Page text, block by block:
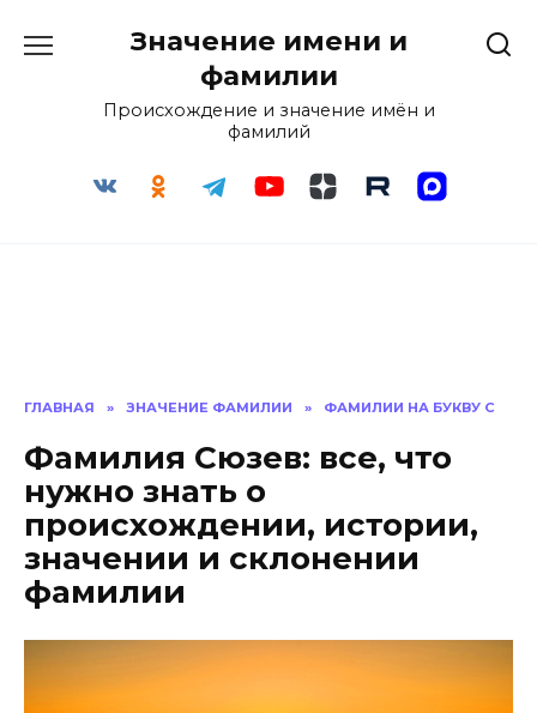
Значение имени и
фамилии
Происхождение и значение имён и
фамилий
ГЛАВНАЯ » ЗНАЧЕНИЕ ФАМИЛИИ » ФАМИЛИИ НА БУКВУ С
Фамилия Сюзев: все, что
нужно знать о
происхождении, истории,
значении и склонении
фамилии